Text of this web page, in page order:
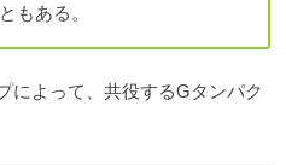
もある。
によって、共役するGタンパク